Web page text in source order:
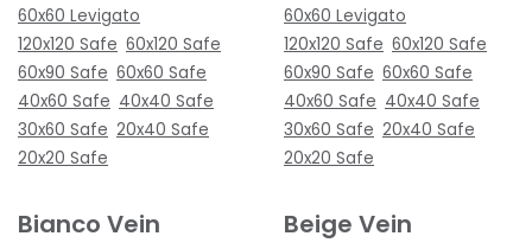
60x60 Levigato
120x120 Safe 60x120 Safe
60x90 Safe 60x60 Safe
40x60 Safe 40x40 Safe
30x60 Safe 20x40 Safe
20x20 Safe
60x60 Levigato
120x120 Safe 60x120 Safe
60x90 Safe 60x60 Safe
40x60 Safe 40x40 Safe
30x60 Safe 20x40 Safe
20x20 Safe
Bianco Vein Beige Vein